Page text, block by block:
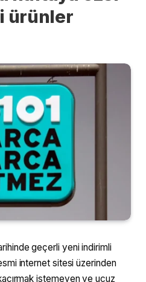
ürünler
geçerli yeni indirimli
internet sitesi üzerinden
istemeyen ve ucuz